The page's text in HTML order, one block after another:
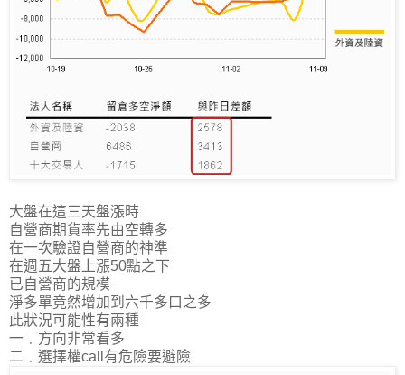
大盤在這三天盤漲時
自營商期貨率先由空轉多
在一次驗證自營商的神準
在週五大盤上漲50點之下
已自營商的規模
淨多單竟然增加到六千多口之多
此狀況可能性有兩種
一﹒方向非常看多
二﹒選擇權call有危險要避險